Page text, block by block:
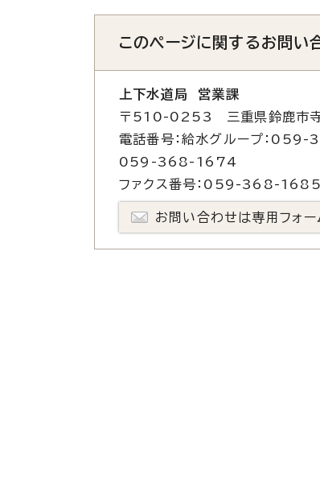
このページに関するお問い
上下水道局 営業課
〒510-0253 三重県鈴鹿市
電話番号：給水グループ：
059-368-1674
ファクス番号：059-368-1685
お問い合わせは専用フォー